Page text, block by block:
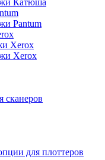
Катюша
Pantum
Xerox
Xerox
сканеров
для плоттеров